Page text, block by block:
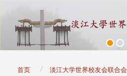
首页 淡江大学世界校友会联合会